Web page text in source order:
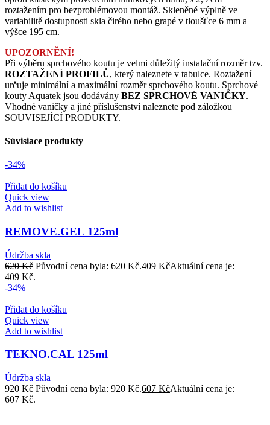
roztažením pro bezproblémovou montáž. Skleněné výplně ve
variabilitě dostupnosti skla čirého nebo grapé v tloušťce 6 mm a
výšce 195 cm.
UPOZORNĚNÍ!
Při výběru sprchového koutu je velmi důležitý instalační rozměr tzv.
ROZTAŽENÍ PROFILŮ, který naleznete v tabulce. Roztažení
určuje minimální a maximální rozměr sprchového koutu. Sprchové
kouty Aquatek jsou dodávány BEZ SPRCHOVÉ VANIČKY.
Vhodné vaničky a jiné příslušenství naleznete pod záložkou
SOUVISEJÍCÍ PRODUKTY.
Súvisiace produkty
-34%
Přidat do košíku
Quick view
Add to wishlist
REMOVE.GEL 125ml
Údržba skla
620Kč Původní cena byla: 620 Kč.409 KčAktuální cena je:
409 Kč.
-34%
Přidat do košíku
Quick view
Add to wishlist
TEKNO.CAL 125ml
Údržba skla
920Kč Původní cena byla: 920 Kč.607 KčAktuální cena je:
607 Kč.